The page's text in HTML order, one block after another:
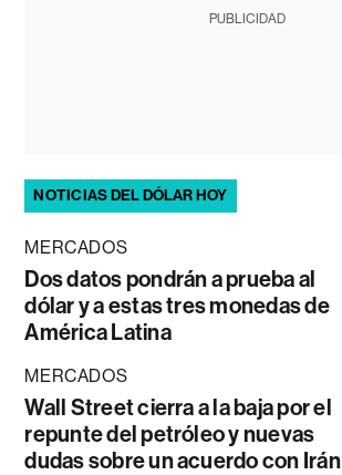
PUBLICIDAD
NOTICIAS DEL DÓLAR HOY
MERCADOS
Dos datos pondrán a prueba al
dólar y a estas tres monedas de
América Latina
MERCADOS
Wall Street cierra a la baja por el
repunte del petróleo y nuevas
dudas sobre un acuerdo con Irán